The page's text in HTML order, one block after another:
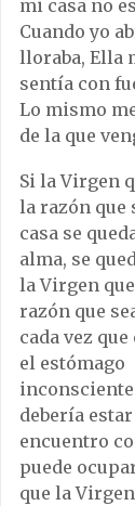
mi casa no
Cuando yo
lloraba, Ella
sentía con
Lo mismo
de la que
Si la Virgen
la razón que
casa se
alma, se
la Virgen
razón que
cada vez
el estómago
debería
encuentro
puede
que la